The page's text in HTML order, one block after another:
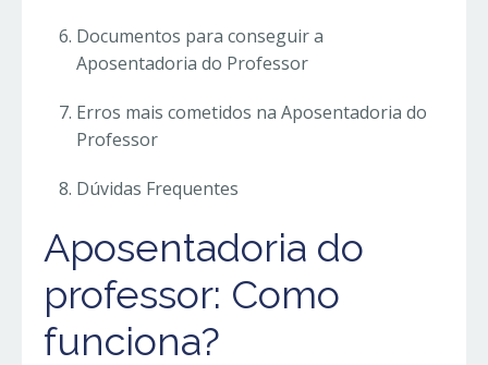
Documentos para conseguir a
Aposentadoria do Professor
Erros mais cometidos na Aposentadoria do
Professor
Dúvidas Frequentes
Aposentadoria do
professor: Como
funciona?